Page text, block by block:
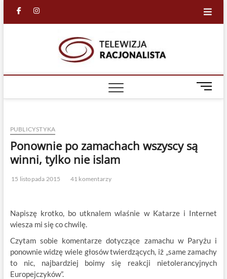
facebook
in
M
e
PUBLICYSTYKA
Ponownie po zamachach wszyscy są
winni, tylko nie islam
15 listopada 2015 41 komentarzy
Napiszę krotko, bo utknalem wlaśnie w Katarze i Internet
wiesza mi się co chwilę.
Czytam sobie komentarze dotyczące zamachu w Paryżu i
ponownie widzę wiele głosów twierdzących, iż „same zamachy
to nic, najbardziej boimy się reakcji nietolerancyjnych
Europejczyków”.